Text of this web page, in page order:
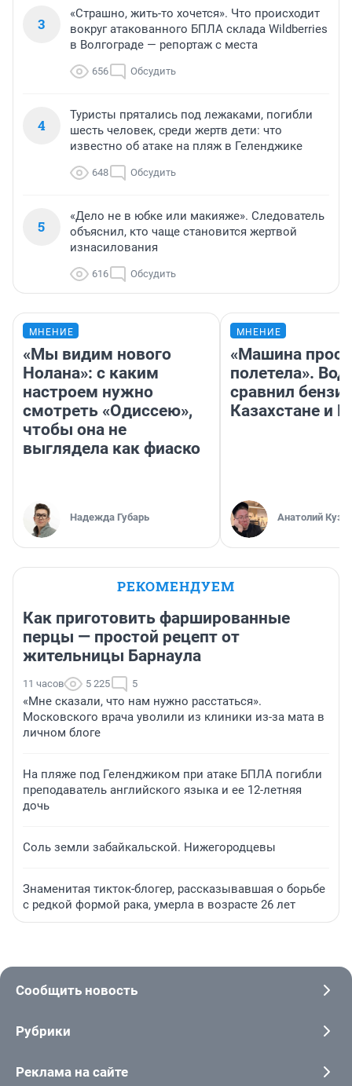
3
«Страшно, жить-то хочется». Что происходит
вокруг атакованного БПЛА склада Wildberries
в Волгограде — репортаж с места
656 Обсудить
4
Туристы прятались под лежаками, погибли
шесть человек, среди жертв дети: что
известно об атаке на пляж в Геленджике
648 Обсудить
5
«Дело не в юбке или макияже». Следователь
объяснил, кто чаще становится жертвой
изнасилования
616 Обсудить
МНЕНИЕ
«Мы видим нового
Нолана»: с каким
настроем нужно
смотреть «Одиссею»,
чтобы она не
выглядела как фиаско
Надежда Губарь
МНЕНИЕ
«Машина
полетела».
сравнил
Казахстане и
Анатолий
РЕКОМЕНДУЕМ
Как приготовить фаршированные
перцы — простой рецепт от
жительницы Барнаула
11 часов 5 225 5
«Мне сказали, что нам нужно расстаться».
Московского врача уволили из клиники из-за мата в
личном блоге
На пляже под Геленджиком при атаке БПЛА погибли
преподаватель английского языка и ее 12-летняя
дочь
Соль земли забайкальской. Нижегородцевы
Знаменитая тикток-блогер, рассказывавшая о борьбе
с редкой формой рака, умерла в возрасте 26 лет
Сообщить новость
Рубрики
Реклама на сайте